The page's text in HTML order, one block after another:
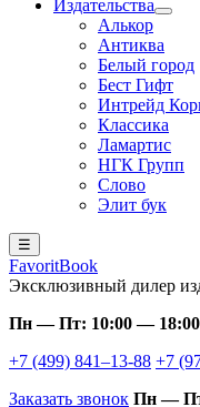
Издательства
Алькор
Антиква
Белый город
Бест Гифт
Интрейд
Классика
Ламартис
НГК Групп
Слово
Элит бук
☰
FavoritBook
Эксклюзивный дилер
Пн — Пт: 10:00 — 18:00
+7 (499) 841–13-88 +7
Заказать звонок Пн —